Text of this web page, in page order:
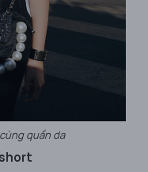
quần da